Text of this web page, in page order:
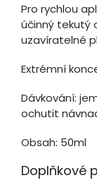
Pro rychlou
účinný tekutý
uzavíratelné
Extrémní
Dávkování:
ochutit
Obsah: 50ml
Doplňkové